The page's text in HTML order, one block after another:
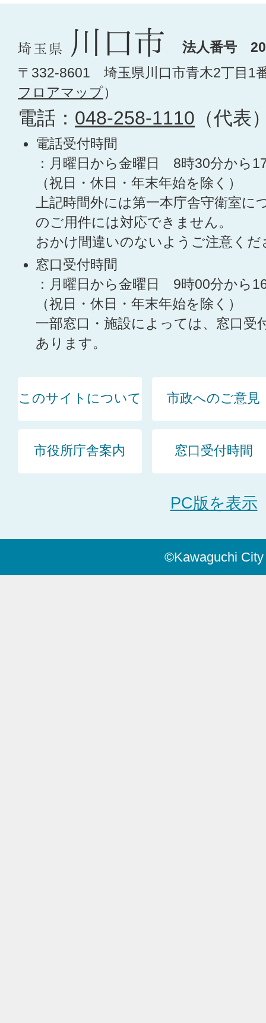
法人番号
〒332-8601 埼玉県川口市青木2丁目1
フロアマップ）
電話： 048-258-1110 （代表
電話受付時間
：月曜日から金曜日 8時30分から
（祝日・休日・年末年始を除く）
上記時間外には第一本庁舎守衛室に
のご用件には対応できません。
おかけ間違いのないようご注意くだ
窓口受付時間
：月曜日から金曜日 9時00分から
（祝日・休日・年末年始を除く）
一部窓口・施設によっては、窓口受
あります。
このサイトについて 市政へのご意見
市役所庁舎案内 窓口受付時間
PC版を表示
©Kawaguchi City